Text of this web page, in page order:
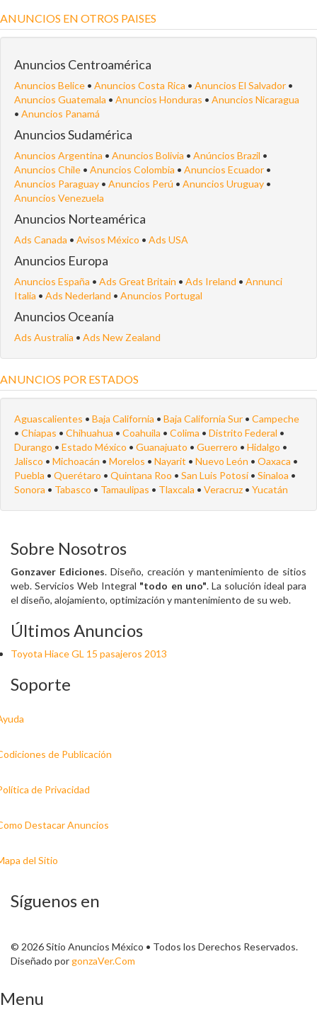
ANUNCIOS EN OTROS PAISES
Anuncios Centroamérica
Anuncios Belice • Anuncios Costa Rica • Anuncios El Salvador •
Anuncios Guatemala • Anuncios Honduras • Anuncios Nicaragua
• Anuncios Panamá
Anuncios Sudamérica
Anuncios Argentina • Anuncios Bolivia • Anúncios Brazil •
Anuncios Chile • Anuncios Colombia • Anuncios Ecuador •
Anuncios Paraguay • Anuncios Perú • Anuncios Uruguay •
Anuncios Venezuela
Anuncios Norteamérica
Ads Canada • Avisos México • Ads USA
Anuncios Europa
Anuncios España • Ads Great Britain • Ads Ireland • Annunci
Italia • Ads Nederland • Anuncios Portugal
Anuncios Oceanía
Ads Australia • Ads New Zealand
ANUNCIOS POR ESTADOS
Aguascalientes • Baja California • Baja California Sur • Campeche
• Chiapas • Chihuahua • Coahuila • Colima • Distrito Federal •
Durango • Estado México • Guanajuato • Guerrero • Hidalgo •
Jalisco • Michoacán • Morelos • Nayarit • Nuevo León • Oaxaca •
Puebla • Querétaro • Quintana Roo • San Luis Potosí• Sinaloa •
Sonora • Tabasco • Tamaulipas • Tlaxcala • Veracruz • Yucatán
Sobre Nosotros
Gonzaver Ediciones. Diseño, creación y mantenimiento de sitios
web. Servicios Web Integral "todo en uno". La solución ideal para
el diseño, alojamiento, optimización y mantenimiento de su web.
Últimos Anuncios
Toyota Hiace GL 15 pasajeros 2013
Soporte
de Publicación
de Privacidad
Destacar Anuncios
del Sitio
Síguenos en
© 2026 Sitio Anuncios México • Todos los Derechos Reservados.
Diseñado porgonzaVer.Com
Menu